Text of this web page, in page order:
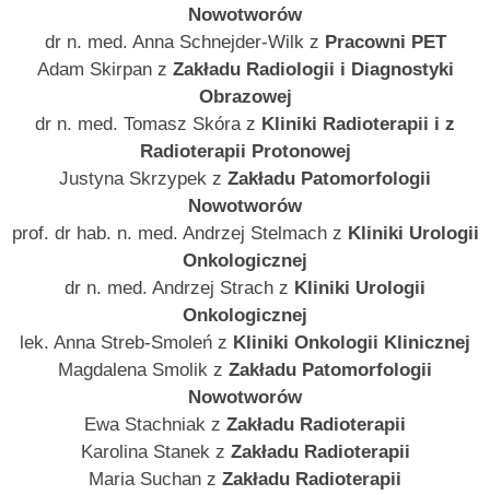
Nowotworów
dr n. med. Anna Schnejder-Wilk z Pracowni PET
Adam Skirpan z Zakładu Radiologii i Diagnostyki
Obrazowej
dr n. med. Tomasz Skóra z Kliniki Radioterapii i z
Radioterapii Protonowej
Justyna Skrzypek z Zakładu Patomorfologii
Nowotworów
prof. dr hab. n. med. Andrzej Stelmach z Kliniki Urologii
Onkologicznej
dr n. med. Andrzej Strach z Kliniki Urologii
Onkologicznej
lek. Anna Streb-Smoleń z Kliniki Onkologii Klinicznej
Magdalena Smolik z Zakładu Patomorfologii
Nowotworów
Ewa Stachniak z Zakładu Radioterapii
Karolina Stanek z Zakładu Radioterapii
Maria Suchan z Zakładu Radioterapii